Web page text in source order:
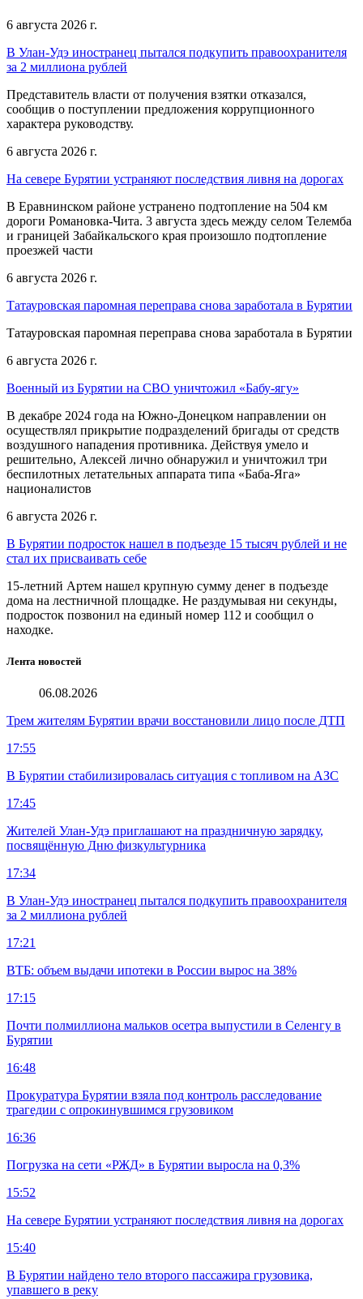
6 августа 2026 г.
В Улан-Удэ иностранец пытался подкупить правоохранителя
за 2 миллиона рублей
Представитель власти от получения взятки отказался,
сообщив о поступлении предложения коррупционного
характера руководству.
6 августа 2026 г.
На севере Бурятии устраняют последствия ливня на дорогах
В Еравнинском районе устранено подтопление на 504 км
дороги Романовка-Чита. 3 августа здесь между селом Телемба
и границей Забайкальского края произошло подтопление
проезжей части
6 августа 2026 г.
Татауровская паромная переправа снова заработала в Бурятии
Татауровская паромная переправа снова заработала в Бурятии
6 августа 2026 г.
Военный из Бурятии на СВО уничтожил «Бабу-ягу»
В декабре 2024 года на Южно-Донецком направлении он
осуществлял прикрытие подразделений бригады от средств
воздушного нападения противника. Действуя умело и
решительно, Алексей лично обнаружил и уничтожил три
беспилотных летательных аппарата типа «Баба-Яга»
националистов
6 августа 2026 г.
В Бурятии подросток нашел в подъезде 15 тысяч рублей и не
стал их присваивать себе
15-летний Артем нашел крупную сумму денег в подъезде
дома на лестничной площадке. Не раздумывая ни секунды,
подросток позвонил на единый номер 112 и сообщил о
находке.
Лента новостей
06.08.2026
Трем жителям Бурятии врачи восстановили лицо после ДТП
17:55
В Бурятии стабилизировалась ситуация с топливом на АЗС
17:45
Жителей Улан-Удэ приглашают на праздничную зарядку,
посвящённую Дню физкультурника
17:34
В Улан-Удэ иностранец пытался подкупить правоохранителя
за 2 миллиона рублей
17:21
ВТБ: объем выдачи ипотеки в России вырос на 38%
17:15
Почти полмиллиона мальков осетра выпустили в Селенгу в
Бурятии
16:48
Прокуратура Бурятии взяла под контроль расследование
трагедии с опрокинувшимся грузовиком
16:36
Погрузка на сети «РЖД» в Бурятии выросла на 0,3%
15:52
На севере Бурятии устраняют последствия ливня на дорогах
15:40
В Бурятии найдено тело второго пассажира грузовика,
упавшего в реку